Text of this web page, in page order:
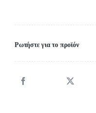
Ρωτήστε για το προϊόν